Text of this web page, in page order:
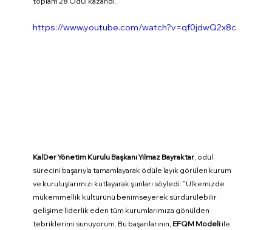
https://www.youtube.com/watch?v=qf0jdwQ2x8c
KalDer Yönetim Kurulu Başkanı Yılmaz Bayraktar, ödül
sürecini başarıyla tamamlayarak ödüle layık görülen kurum
ve kuruluşlarımızı kutlayarak şunları söyledi: “Ülkemizde
mükemmellik kültürünü benimseyerek sürdürülebilir
gelişime liderlik eden tüm kurumlarımıza gönülden
tebriklerimi sunuyorum. Bu başarılarının, EFQM Modeli ile